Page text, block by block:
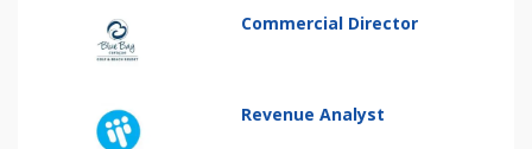
Commercial Director
Revenue Analyst